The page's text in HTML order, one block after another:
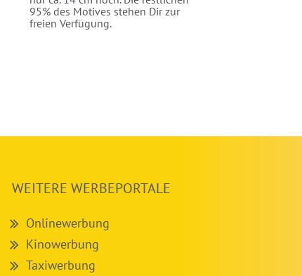
95% des Motives stehen Dir zur
freien Verfügung.
WEITERE WERBEPORTALE
Onlinewerbung
Kinowerbung
Taxiwerbung